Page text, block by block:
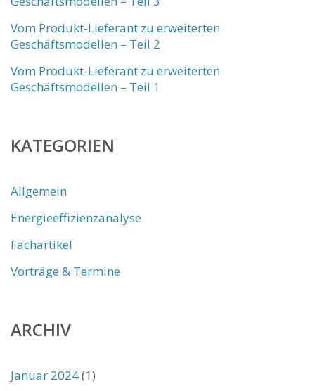
Vom Produkt-Lieferant zu erweiterten
Geschäftsmodellen – Teil 2
Vom Produkt-Lieferant zu erweiterten
Geschäftsmodellen – Teil 1
KATEGORIEN
Allgemein
Energieeffizienzanalyse
Fachartikel
Vorträge & Termine
ARCHIV
Januar 2024(1)